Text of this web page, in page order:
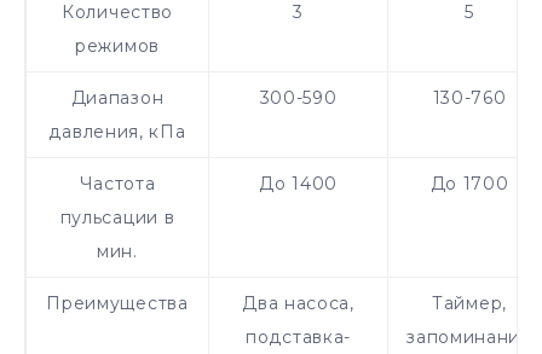
Количество
режимов
3 5
Диапазон
давления, кПа
300-590 130-760
Частота
пульсации в
мин.
До 1400 До 1700
Преимущества
Два насоса,
подставка-
Таймер,
запоминание